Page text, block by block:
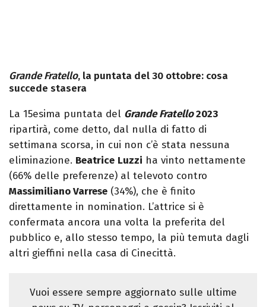
Grande Fratello, la puntata del 30 ottobre: cosa
succede stasera
La 15esima puntata del Grande Fratello2023
ripartirà, come detto, dal nulla di fatto di
settimana scorsa, in cui non c’è stata nessuna
eliminazione. Beatrice Luzzi ha vinto nettamente
(66% delle preferenze) al televoto contro
Massimiliano Varrese (34%), che è finito
direttamente in nomination. L’attrice si è
confermata ancora una volta la preferita del
pubblico e, allo stesso tempo, la più temuta dagli
altri gieffini nella casa di Cinecittà.
Vuoi essere sempre aggiornato sulle ultime